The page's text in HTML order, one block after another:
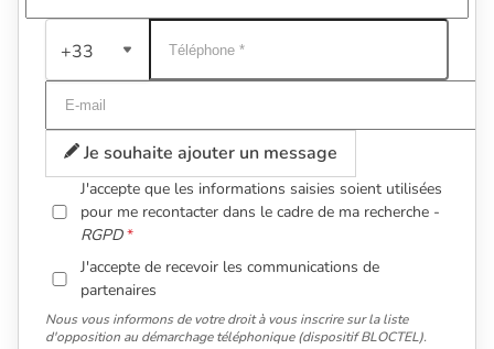
+33
Je souhaite ajouter un message
J'accepte que les informations saisies soient utilisées
pour me recontacter dans le cadre de ma recherche -
RGPD
J'accepte de recevoir les communications de
partenaires
Nous vous informons de votre droit à vous inscrire sur la liste
d'opposition au démarchage téléphonique (dispositif BLOCTEL).